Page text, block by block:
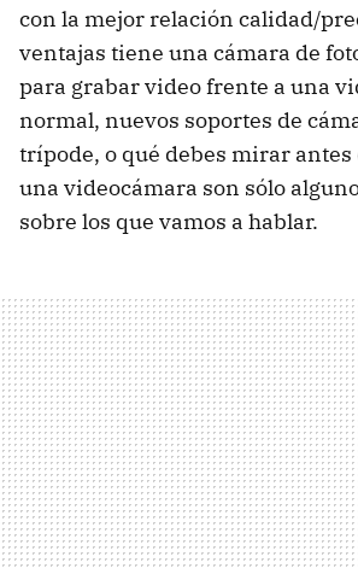
con la mejor relación calidad/
ventajas tiene una cámara de
para grabar video frente a una
normal, nuevos soportes de
trípode, o qué debes mirar
una videocámara son sólo
sobre los que vamos a hablar.